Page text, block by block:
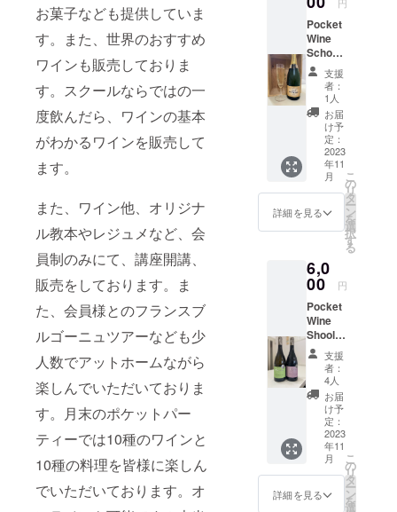
お菓子なども提供していま
す。また、世界のおすすめ
ワインも販売しておりま
す。スクールならではの一
度飲んだら、ワインの基本
がわかるワインを販売して
ます。
また、ワイン他、オリジナ
ル教本やレジュメなど、会
員制のみにて、講座開講、
販売をしております。ま
た、会員様とのフランスブ
ルゴーニュツアーなども少
人数でアットホームながら
楽しんでいただいておりま
す。月末のポケットパー
ティーでは10種のワインと
10種の料理を皆様に楽しん
でいただいております。オ
年間にわた
り日本ソム
リエ協会エ
キスパート
ソムリエ資
格取得講座
主任講師、
ドイツワイ
ンkケナー、
上級ケ
ナー、
ジャーマン
デミー（ビ
ギナー、ア
ドバンス、
エキスパー
ト）初心者
からの初級
講座、中級
講座、上級
Bourgogne
専門クラス
ほか教養講
座、料理講
れたス
パーク
リング
ワイン
で、少
しだけ
ブレン
ドされ
たシ
ラーズ
が、こ
の複雑
な味わ
の要素
を与え
わいの
特徴 焼
き立て
のタル
トに飾
られた
新鮮な
イチゴ
やク
リーム
の香
り。細
かな泡
立ちが
口中を
し、複
・
使用す
るツー
ル：
ZOOM
・
使用
ツール
の動作
環境：
ン、携
帯
ライン
の場
合）
・
実施場
所 東
京都渋
谷区恵
比寿2-
6-16
Verna B
※実施場
所まで
の交通
負担く
ン ブ
リュッ
ト
Chardo
nnay
シャル
ドネ
20%
Pinot
Noirピ
ノノ
ワール
70%
Muenie
rムニエ
最低
24ヶ月
成 複
雑味な
旨 みは
リザー
ブワイ
ンの多
さ
（30％
） 醸造
はすべ
てのレ
ンジで
ク
ン ボル
ドーブ
ランセ
ミヨ
ン、
ソー
ヴィニ
ヨンブ
ラン主
体 2,
2019
(ﾃｭﾇｳﾞｧ
ﾝ) Presi
dial
Thunuvi
テュヌ
ヴァン
メル
ドー
ルー
ジュル
ボロー
主体 サ
ンテミ
リオン
の最高
峰CHド
ヴァラ
ンド
ローを
造り出
した
Pocket
Wine
School
、Shop
おすす
めシャ
ンパー
ニュ、
ポケッ
トワイ
ンス
クール
一番人
気のお
買い得
シャン
ニュ
CHAMP
AGNE
BRUT
N.V.
5000円
以上の
シャン
パー
ニュの
お買い
得ワイ
ンで
す。
Axelle
de
Vallon
支援
者：
1人
お届
け予
定：
2023
年11
月
詳細を見る
こ
の
リ
タ
ー
ン
を
選
択
す
る
6,0
00 円
Pocket
Wine
Shool、
Shop限
定ブル
ゴー
ニュお
すすめ
赤白
セット
1ROCH
EBIN
BOURG
OGNE
CHARD
支援
者：
4人
お届
け予
定：
2023
年11
月
詳細を見る
こ
の
リ
タ
ー
ン
を
選